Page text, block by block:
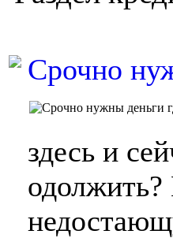
Срочно
здесь и
одолжить?